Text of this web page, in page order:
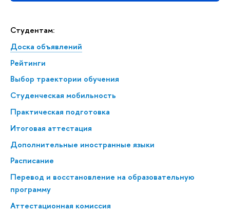
Студентам:
Доска объявлений
Рейтинги
Выбор траектории обучения
Студенческая мобильность
Практическая подготовка
Итоговая аттестация
Дополнительные иностранные языки
Расписание
Перевод и восстановление на образовательную
программу
Аттестационная комиссия